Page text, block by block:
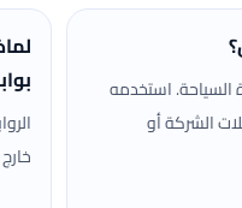
استخدمه
الشركة أو